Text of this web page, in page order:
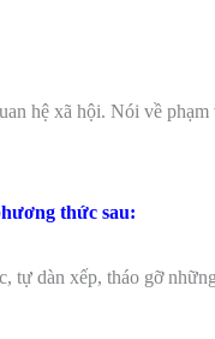
hệ xã hội. Nói về phạm
thức sau:
tự dàn xếp, tháo gỡ